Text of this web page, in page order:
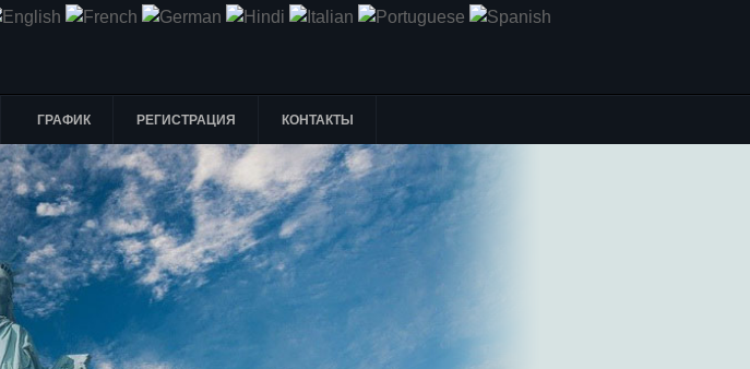
ГРАФИК РЕГИСТРАЦИЯ КОНТАКТЫ